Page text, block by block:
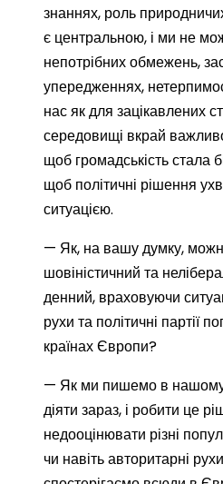
знаннях, роль
є центральною, і ми не
непотрібних обмежень,
упередженнях,
нас як для зацікавлених
середовищі вкрай
щоб громадськість стала
щоб політичні рішення
ситуацією.
— Як, на вашу думку,
шовіністичний та
денний, враховуючи
рухи та політичні партії
країнах Європи?
— Як ми пишемо в нашому
діяти зараз, і робити це
недооцінювати різні
чи навіть авторитарні